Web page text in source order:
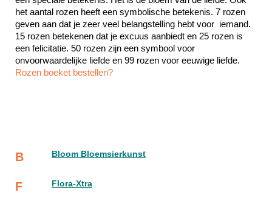
het aantal rozen heeft een symbolische betekenis. 7 rozen
geven aan dat je zeer veel belangstelling hebt voor  iemand.
15 rozen betekenen dat je excuus aanbiedt en 25 rozen is
een felicitatie. 50 rozen zijn een symbool voor
Rozen boeket bestellen?
B Bloom Bloemsierkunst
F Flora-Xtra